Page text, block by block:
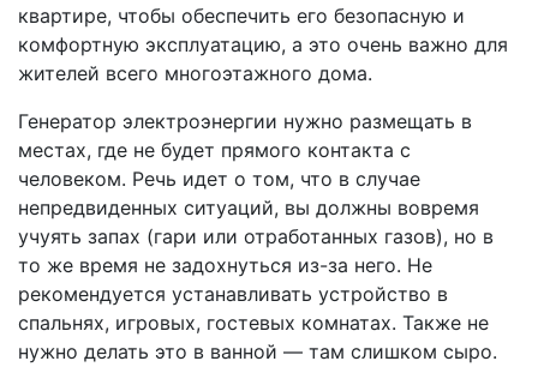
квартире, чтобы обеспечить его безопасную и
комфортную эксплуатацию, а это очень важно для
жителей всего многоэтажного дома.
Генератор электроэнергии нужно размещать в
местах, где не будет прямого контакта с
человеком. Речь идет о том, что в случае
непредвиденных ситуаций, вы должны вовремя
учуять запах (гари или отработанных газов), но в
то же время не задохнуться из-за него. Не
рекомендуется устанавливать устройство в
спальнях, игровых, гостевых комнатах. Также не
нужно делать это в ванной — там слишком сыро.